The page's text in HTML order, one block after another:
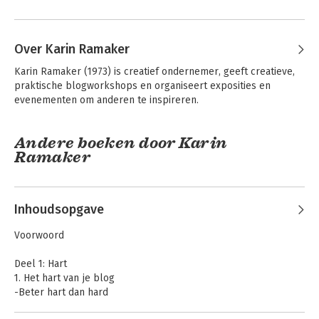
Over Karin Ramaker
Karin Ramaker (1973) is creatief ondernemer, geeft creatieve,
praktische blogworkshops en organiseert exposities en
evenementen om anderen te inspireren.
Andere boeken door Karin
Ramaker
Inhoudsopgave
Voorwoord
Deel 1: Hart
1. Het hart van je blog
-Beter hart dan hard